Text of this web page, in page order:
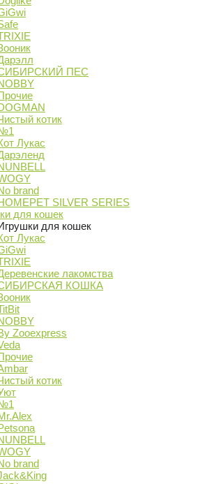
ПЕС
котик
Лукас
brand
SILVER SERIES
для кошек
для кошек
Лукас
лакомства
КОШКА
Zooexpress
котик
brand